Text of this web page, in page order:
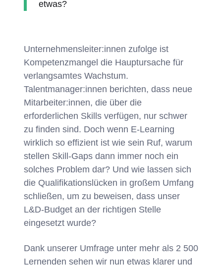
etwas?
Unternehmensleiter:innen zufolge ist
Kompetenzmangel die Hauptursache für
verlangsamtes Wachstum.
Talentmanager:innen berichten, dass neue
Mitarbeiter:innen, die über die
erforderlichen Skills verfügen, nur schwer
zu finden sind. Doch wenn E-Learning
wirklich so effizient ist wie sein Ruf, warum
stellen Skill-Gaps dann immer noch ein
solches Problem dar? Und wie lassen sich
die Qualifikationslücken in großem Umfang
schließen, um zu beweisen, dass unser
L&D-Budget an der richtigen Stelle
eingesetzt wurde?
Dank unserer Umfrage unter mehr als 2 500
Lernenden sehen wir nun etwas klarer und